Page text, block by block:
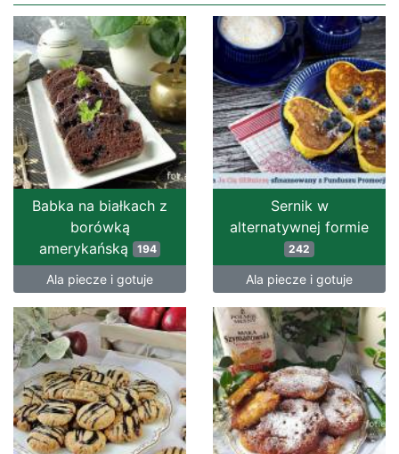
Babka na białkach z
borówką
amerykańską
194
Ala piecze i gotuje
Sernik w
alternatywnej formie
242
Ala piecze i gotuje